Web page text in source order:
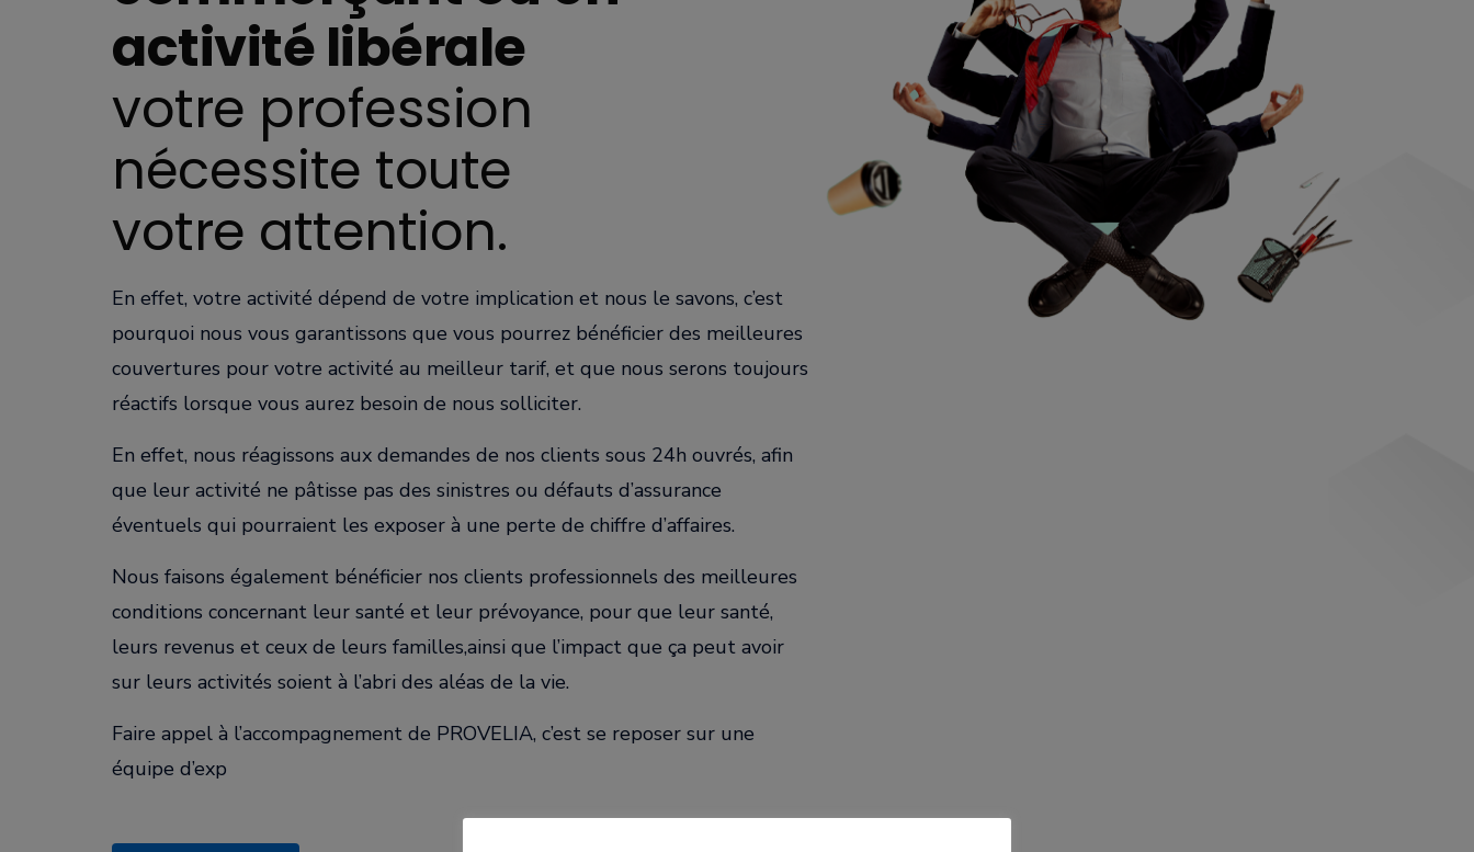
activité libérale
votre profession
nécessite toute
votre attention.
En effet, votre activité dépend de votre implication et nous le savons, c’est
pourquoi nous vous garantissons que vous pourrez bénéficier des meilleures
couvertures pour votre activité au meilleur tarif, et que nous serons toujours
réactifs lorsque vous aurez besoin de nous solliciter.
En effet, nous réagissons aux demandes de nos clients sous 24h ouvrés, afin
que leur activité ne pâtisse pas des sinistres ou défauts d’assurance
éventuels qui pourraient les exposer à une perte de chiffre d’affaires.
Nous faisons également bénéficier nos clients professionnels des meilleures
conditions concernant leur santé et leur prévoyance, pour que leur santé,
leurs revenus et ceux de leurs familles,ainsi que l’impact que ça peut avoir
sur leurs activités soient à l’abri des aléas de la vie.
Faire appel à l’accompagnement de PROVELIA, c’est se reposer sur une
équipe d’exp